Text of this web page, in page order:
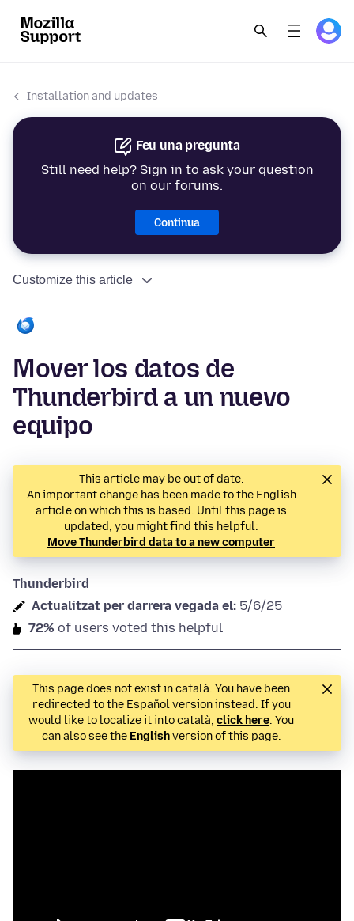
Installation and updates
Feu una pregunta
Still need help? Sign in to ask your question
on our forums.
Continua
Customize this article
Mover los datos de
Thunderbird a un nuevo
equipo
This article may be out of date.
An important change has been made to the English
article on which this is based. Until this page is
updated, you might find this helpful:
Move Thunderbird data to a new computer
Thunderbird
Actualitzat per darrera vegada el: 5/6/25
72% of users voted this helpful
This page does not exist in català. You have been
redirected to the Español version instead. If you
would like to localize it into català, click here. You
can also see the Englishversion of this page.